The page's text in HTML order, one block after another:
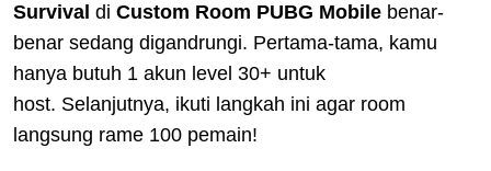
Survival di Custom Room PUBG Mobile benar-
benar sedang digandrungi. Pertama-tama, kamu
hanya butuh 1 akun level 30+ untuk
host. Selanjutnya, ikuti langkah ini agar room
langsung rame 100 pemain!